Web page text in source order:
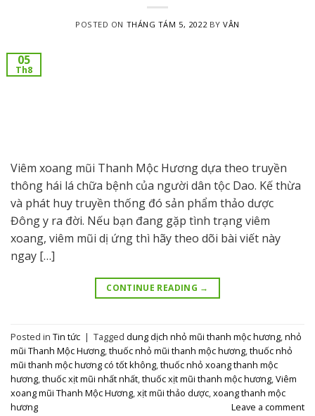
POSTED ON THÁNG TÁM 5, 2022BYVÂN
05
Th8
Viêm xoang mũi Thanh Mộc Hương dựa theo truyền
thông hái lá chữa bệnh của người dân tộc Dao. Kế thừa
và phát huy truyền thống đó sản phẩm thảo dược
Đông y ra đời. Nếu bạn đang gặp tình trạng viêm
xoang, viêm mũi dị ứng thì hãy theo dõi bài viết này
ngay […]
CONTINUE READING →
Posted in Tin tức | Tagged dung dịch nhỏ mũi thanh mộc hương nhỏ
mũi Thanh Mộc Hương thuốc nhỏ mũi thanh mộc hương thuốc nhỏ
mũi thanh mộc hương có tốt không thuốc nhỏ xoang thanh mộc
hương thuốc xịt mũi nhất nhất thuốc xịt mũi thanh mộc hương Viêm
xoang mũi Thanh Mộc Hương xịt mũi thảo dược xoang thanh mộc
hương
Leave a comment